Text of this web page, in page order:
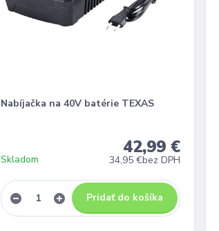
Nabíjačka na 40V batérie TEXAS
42,99 €
34,95 €bez DPH
Skladom
Pridať do košíka